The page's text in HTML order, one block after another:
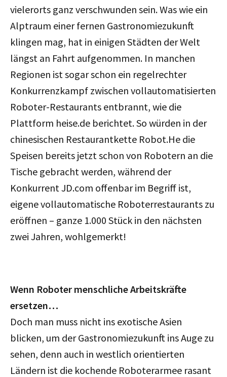
vielerorts ganz verschwunden sein. Was wie ein
Alptraum einer fernen Gastronomiezukunft
klingen mag, hat in einigen Städten der Welt
längst an Fahrt aufgenommen. In manchen
Regionen ist sogar schon ein regelrechter
Konkurrenzkampf zwischen vollautomatisierten
Roboter-Restaurants entbrannt, wie die
Plattform heise.de berichtet. So würden in der
chinesischen Restaurantkette Robot.He die
Speisen bereits jetzt schon von Robotern an die
Tische gebracht werden, während der
Konkurrent JD.com offenbar im Begriff ist,
eigene vollautomatische Roboterrestaurants zu
eröffnen – ganze 1.000 Stück in den nächsten
zwei Jahren, wohlgemerkt!
Wenn Roboter menschliche Arbeitskräfte
ersetzen…
Doch man muss nicht ins exotische Asien
blicken, um der Gastronomiezukunft ins Auge zu
sehen, denn auch in westlich orientierten
Ländern ist die kochende Roboterarmee rasant